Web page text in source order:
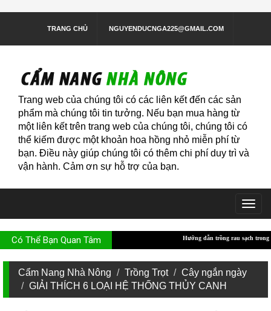
TRANG CHỦ NGUYENDUCNGA225@GMAIL.COM
Trang web của chúng tôi có các liên kết đến các sản
phẩm mà chúng tôi tin tưởng. Nếu bạn mua hàng từ
một liên kết trên trang web của chúng tôi, chúng tôi có
thể kiếm được một khoản hoa hồng nhỏ miễn phí từ
bạn. Điều này giúp chúng tôi có thêm chi phí duy trì và
vận hành. Cảm ơn sự hỗ trợ của bạn.
Có Thể Bạn Quan Tâm Hướng dẫn trồng rau sạch trong thùng xốp Hướng
Cẩm Nang Nhà Nông Trồng Trọt
Cây ngắn ngày
GIẢI THÍCH 6 LOẠI HỆ THỐNG THỦY CANH